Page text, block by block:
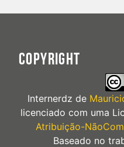
COPYRIGHT
Internerdz de
licenciado com uma
Atribuição-
Baseado no